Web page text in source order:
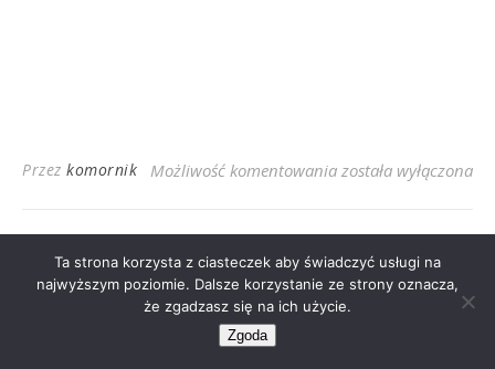
Przez komornik Możliwość komentowania Matejki 9
została wyłączona
2026 © Jarosław Grajkowski
Ashe Motyw przez WP Royal
Ta strona korzysta z ciasteczek aby świadczyć usługi na
najwyższym poziomie. Dalsze korzystanie ze strony oznacza,
że zgadzasz się na ich użycie.
Zgoda